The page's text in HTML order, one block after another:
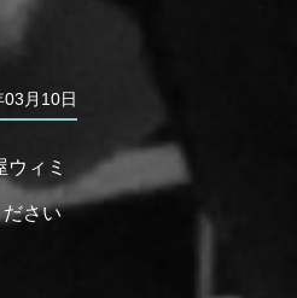
03月10日
ィミ
さい